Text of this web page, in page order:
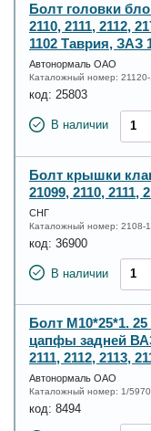
Болт головки
2110, 2111, 2112,
1102 Таврия, ЗАЗ
Автонормаль ОАО
Каталожный номер:
код: 25803
В наличии
Болт крышки
21099, 2110, 2111,
СНГ
Каталожный номер: 2108-
код: 36900
В наличии
Болт М10*25*1.
цапфы задней ВАЗ
2111, 2112, 2113,
Автонормаль ОАО
Каталожный номер: 1/
код: 8494